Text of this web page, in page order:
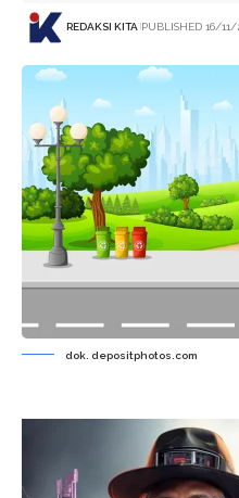
REDAKSI KITA PUBLISHED 16/11/
dok. depositphotos.com